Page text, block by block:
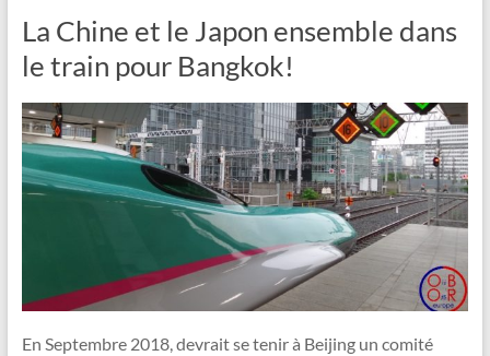
La Chine et le Japon ensemble dans
le train pour Bangkok!
En Septembre 2018, devrait se tenir à Beijing un comité